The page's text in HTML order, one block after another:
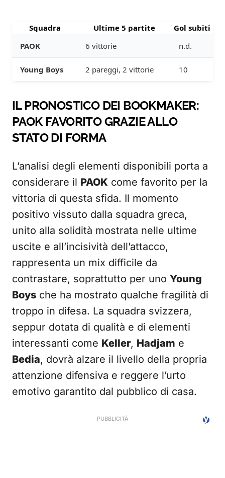
Squadra Ultime 5 partite
Gol subiti
PAOK
6 vittorie n.d.
Young Boys 2 pareggi, 2 vittorie 10
IL PRONOSTICO DEI BOOKMAKER:
PAOK FAVORITO GRAZIE ALLO
STATO DI FORMA
L’analisi degli elementi disponibili porta a
considerare il PAOK come favorito per la
vittoria di questa sfida. Il momento
positivo vissuto dalla squadra greca,
unito alla solidità mostrata nelle ultime
uscite e all’incisività dell’attacco,
rappresenta un mix difficile da
contrastare, soprattutto per uno Young
Boys che ha mostrato qualche fragilità di
troppo in difesa. La squadra svizzera,
seppur dotata di qualità e di elementi
interessanti come Keller, Hadjam e
Bedia, dovrà alzare il livello della propria
attenzione difensiva e reggere l’urto
emotivo garantito dal pubblico di casa.